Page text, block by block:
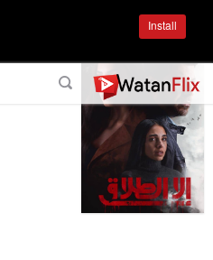
Install